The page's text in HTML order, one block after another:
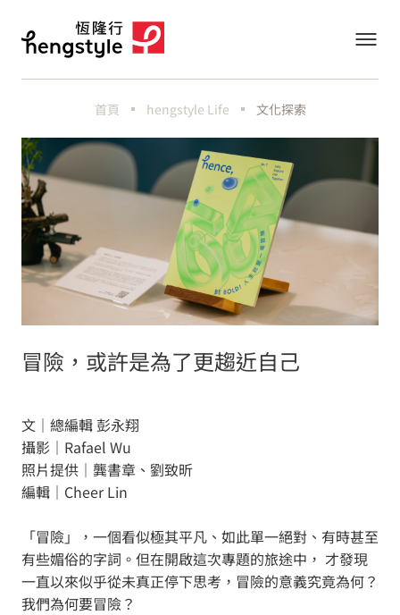
首頁 hengstyle Life 文化探索
冒險，或許是為了更趨近自己
文｜總編輯 彭永翔
攝影｜Rafael Wu
照片提供｜龔書章、劉致昕
編輯｜Cheer Lin
「冒險」，一個看似極其平凡、如此單一絕對、有時甚至
有些媚俗的字詞。但在開啟這次專題的旅途中， 才發現
一直以來似乎從未真正停下思考，冒險的意義究竟為何？
我們為何要冒險？